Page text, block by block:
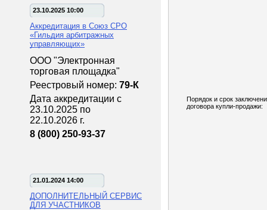
23.10.2025 10:00
Аккредитация в Союз СРО
«Гильдия арбитражных
управляющих»
ООО "Электронная
торговая площадка"
Реестровый номер: 79-К
Дата аккредитации с
23.10.2025 по
22.10.2026 г.
8 (800) 250-93-37
21.01.2024 14:00
ДОПОЛНИТЕЛЬНЫЙ СЕРВИС
ДЛЯ УЧАСТНИКОВ
Порядок и срок
договора купли-продажи: